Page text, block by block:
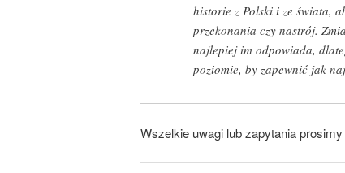
historie z Polski i ze świata,
przekonania czy nastrój.
najlepiej im odpowiada,
poziomie, by zapewnić jak
Wszelkie uwagi lub zapytania